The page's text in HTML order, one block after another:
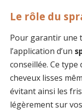
Le rôle du
Pour garantir une
l’application d’un
conseillée. Ce
cheveux lisses
évitant ainsi les
légèrement sur